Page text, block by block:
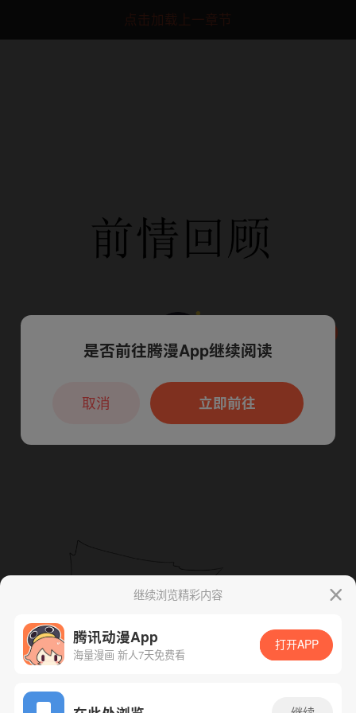
点击加载上一章节
App免费看
继续浏览精彩内容
腾讯动漫App
海量漫画 新人7天免费看
打开APP
本章节仅支持App阅读，可打开App新用
户7天免费看
是否前往腾漫App继续阅读
立即前往
取消